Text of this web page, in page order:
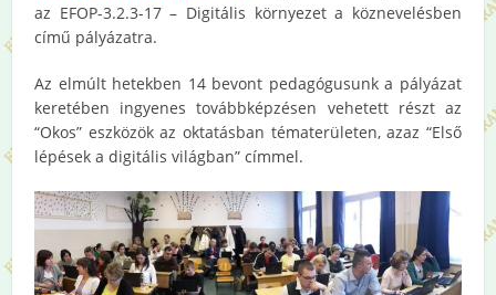
az EFOP-3.2.3-17 – Digitális környezet a köznevelésben
című pályázatra.
Az elmúlt hetekben 14 bevont pedagógusunk a pályázat
keretében ingyenes továbbképzésen vehetett részt az
“Okos” eszközök az oktatásban tématerületen, azaz “Első
lépések a digitális világban” címmel.